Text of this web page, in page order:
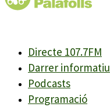
Directe 107.7FM
Darrer informatiu
Podcasts
Programació